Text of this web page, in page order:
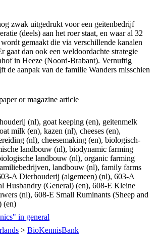
zwak uitgedrukt voor een geitenbedrijf
(deels) aan het roer staat, en waar al 32
gemaakt die via verschillende kanalen
gaat dan ook een weldoordachte strategie
in Heeze (Noord-Brabant). Vernuftig
de aanpak van de familie Wanders misschien
or magazine article
(nl), goat keeping (en), geitenmelk
milk (en), kazen (nl), cheeses (en),
(nl), cheesemaking (en), biologisch-
landbouw (nl), biodynamic farming
landbouw (nl), organic farming
landbouw (nl), family farms
A Dierhouderij (algemeen) (nl), 603-A
Husbandry (General) (en), 608-E Kleine
(nl), 608-E Small Ruminants (Sheep and
(en)
in general
> BioKennisBank